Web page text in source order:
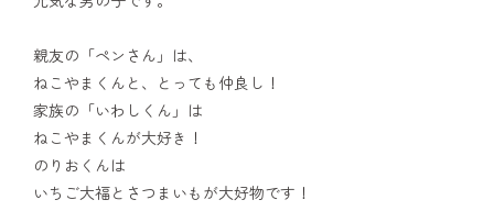
親友の「ペンさん」は、
ねこやまくんと、とっても仲良し！
家族の「いわしくん」は
ねこやまくんが大好き！
のりおくんは
いちご大福とさつまいもが大好物です！